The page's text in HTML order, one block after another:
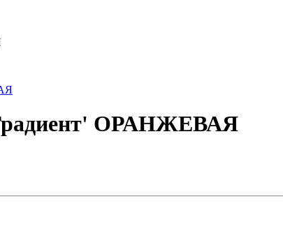
ОРАНЖЕВАЯ